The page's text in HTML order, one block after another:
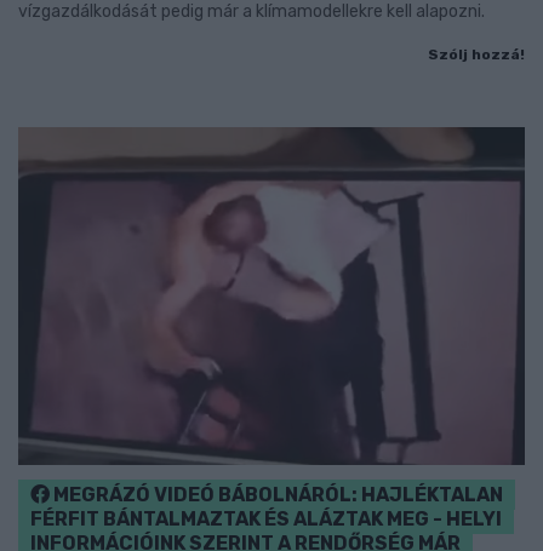
vízgazdálkodását pedig már a klímamodellekre kell alapozni.
Szólj hozzá!
MEGRÁZÓ VIDEÓ BÁBOLNÁRÓL: HAJLÉKTALAN
FÉRFIT BÁNTALMAZTAK ÉS ALÁZTAK MEG - HELYI
INFORMÁCIÓINK SZERINT A RENDŐRSÉG MÁR